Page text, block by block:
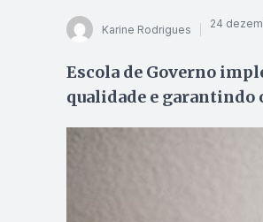
Karine Rodrigues 24
Escola de Governo
qualidade e garantindo